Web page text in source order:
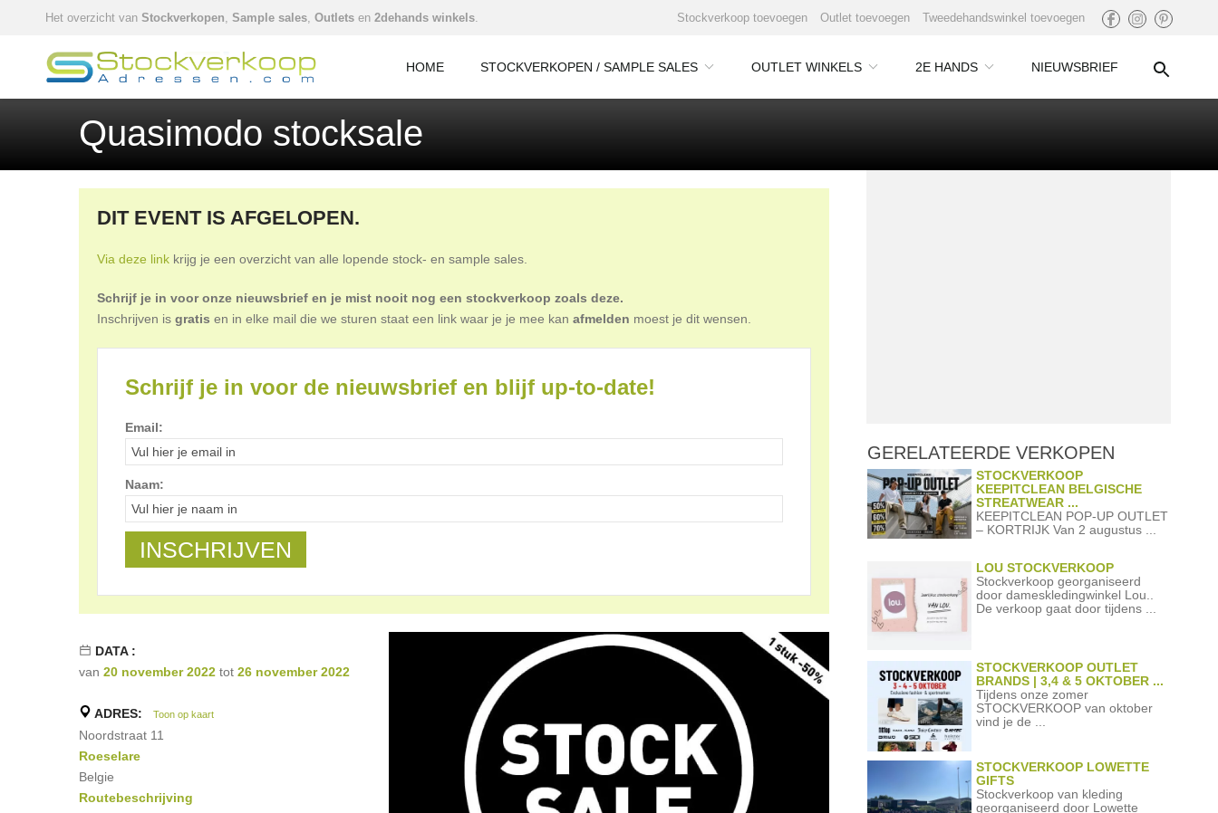
Het overzicht van Stockverkopen, Sample sales, Outlets en 2dehands winkels. Stockverkoop toevoegen Outlet toevoegen Tweedehandswinkel toevoegen
HOME STOCKVERKOPEN / SAMPLE SALES OUTLET WINKELS 2E HANDS NIEUWSBRIEF
Quasimodo stocksale
DIT EVENT IS AFGELOPEN.
Via deze link krijg je een overzicht van alle lopende stock- en sample sales.
Schrijf je in voor onze nieuwsbrief en je mist nooit nog een stockverkoop zoals deze.
Inschrijven is gratis en in elke mail die we sturen staat een link waar je je mee kan afmelden moest je dit wensen.
Schrijf je in voor de nieuwsbrief en blijf up-to-date!
Email:
Naam:
DATA :
van 20 november 2022 tot 26 november 2022
ADRES: Toon op kaart
Noordstraat 11
Roeselare
Belgie
Routebeschrijving
GERELATEERDE VERKOPEN
STOCKVERKOOP
KEEPITCLEAN BELGISCHE
STREATWEAR ...
KEEPITCLEAN POP-UP OUTLET
– KORTRIJK Van 2 augustus ...
LOU STOCKVERKOOP
Stockverkoop georganiseerd
door dameskledingwinkel Lou..
De verkoop gaat door tijdens ...
STOCKVERKOOP OUTLET
BRANDS | 3,4 & 5 OKTOBER ...
Tijdens onze zomer
STOCKVERKOOP van oktober
vind je de ...
STOCKVERKOOP LOWETTE
GIFTS
Stockverkoop van kleding
georganiseerd door Lowette